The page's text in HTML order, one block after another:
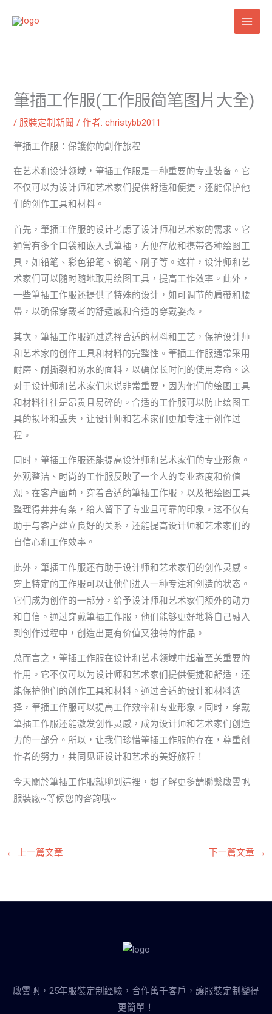
筆插工作服(工作服简笔图片大全)
/ 服裝定制新聞 / 作者:christybb2011
筆插工作服：保護你的創作旅程
在艺术和设计领域，筆插工作服是一种重要的专业装备。它
不仅可以为设计师和艺术家们提供舒适和便捷，还能保护他
们的创作工具和材料。
首先，筆插工作服的设计考虑了设计师和艺术家的需求。它
通常有多个口袋和嵌入式筆插，方便存放和携带各种绘图工
具，如铅笔、彩色铅笔、钢笔、刷子等。这样，设计师和艺
术家们可以随时随地取用绘图工具，提高工作效率。此外，
一些筆插工作服还提供了特殊的设计，如可调节的肩帶和腰
帶，以确保穿戴者的舒适感和合适的穿戴姿态。
其次，筆插工作服通过选择合适的材料和工艺，保护设计师
和艺术家的创作工具和材料的完整性。筆插工作服通常采用
耐磨、耐撕裂和防水的面料，以确保长时间的使用寿命。这
对于设计师和艺术家们来说非常重要，因为他们的绘图工具
和材料往往是昂贵且易碎的。合适的工作服可以防止绘图工
具的损坏和丢失，让设计师和艺术家们更加专注于创作过
程。
同时，筆插工作服还能提高设计师和艺术家们的专业形象。
外观整洁、时尚的工作服反映了一个人的专业态度和价值
观。在客户面前，穿着合适的筆插工作服，以及把绘图工具
整理得井井有条，给人留下了专业且可靠的印象。这不仅有
助于与客户建立良好的关系，还能提高设计师和艺术家们的
自信心和工作效率。
此外，筆插工作服还有助于设计师和艺术家们的创作灵感。
穿上特定的工作服可以让他们进入一种专注和创造的状态。
它们成为创作的一部分，给予设计师和艺术家们额外的动力
和自信。通过穿戴筆插工作服，他们能够更好地将自己融入
到创作过程中，创造出更有价值又独特的作品。
总而言之，筆插工作服在设计和艺术领域中起着至关重要的
作用。它不仅可以为设计师和艺术家们提供便捷和舒适，还
能保护他们的创作工具和材料。通过合适的设计和材料选
择，筆插工作服可以提高工作效率和专业形象。同时，穿戴
筆插工作服还能激发创作灵感，成为设计师和艺术家们创造
力的一部分。所以，让我们珍惜筆插工作服的存在，尊重创
作者的努力，共同见证设计和艺术的美好旅程！
今天關於筆插工作服就聊到這裡，想了解更多請聯繫啟雲帆
服裝廠~等候您的咨詢哦~
← 上一篇文章 下一篇文章 →
啟雲帆，25年服裝定制經驗，合作萬千客戶，讓服裝定制變得
更簡單！